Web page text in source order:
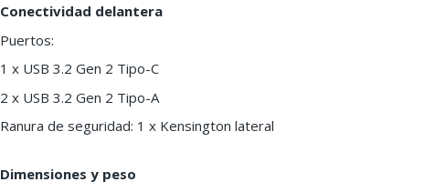
Conectividad delantera
Puertos:
1 x USB 3.2 Gen 2 Tipo-C
2 x USB 3.2 Gen 2 Tipo-A
Ranura de seguridad: 1 x Kensington lateral
Dimensiones y peso